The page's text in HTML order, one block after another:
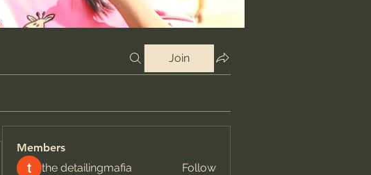
Join
Members
the detailingmafia
Follow